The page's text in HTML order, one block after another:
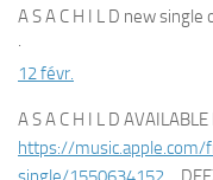
A S A C H I L D new single
·
12 févr.
A S A C H I L D
https://